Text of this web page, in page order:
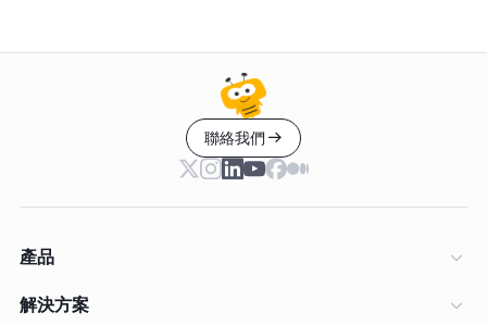
聯絡我們
產品
解決方案